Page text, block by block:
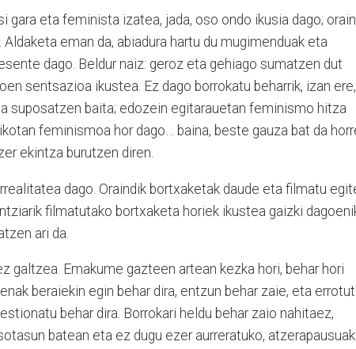
gara eta feminista izatea, jada, oso ondo ikusia dago; orain
eman da, abiadura hartu du mugimenduak eta
dago. Beldur naiz: geroz eta gehiago sumatzen dut
sentsazioa ikustea. Ez dago borrokatu beharrik, izan ere,
suposatzen baita; edozein egitarauetan feminismo hitza
feminismoa hor dago… baina, beste gauza bat da
ekintza burutzen diren.
dago. Oraindik bortxaketak daude eta filmatu
filmatutako bortxaketa horiek ikustea gaizki
ari da.
galtzea. Emakume gazteen artean kezka hori, behar hori
beraiekin egin behar dira, entzun behar zaie, eta
behar dira. Borrokari heldu behar zaio nahitaez,
batean eta ez dugu ezer aurreratuko, atzerapausuak